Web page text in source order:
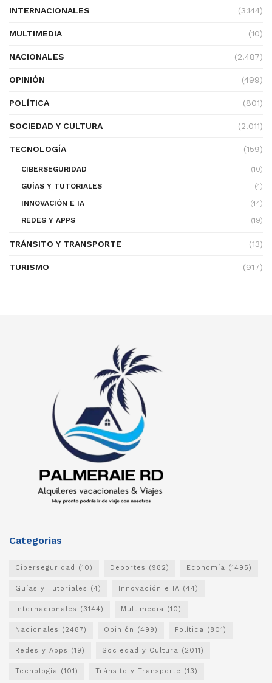
INTERNACIONALES (3.144)
MULTIMEDIA (10)
NACIONALES (2.487)
OPINIÓN (499)
POLÍTICA (801)
SOCIEDAD Y CULTURA (2.011)
TECNOLOGÍA (159)
CIBERSEGURIDAD
(10)
GUÍAS Y TUTORIALES
(4)
INNOVACIÓN E IA
(44)
REDES Y APPS
(19)
TRÁNSITO Y TRANSPORTE (13)
TURISMO (917)
Categorias
Ciberseguridad (10) Deportes (982) Economía (1495)
Guías y Tutoriales (4) Innovación e IA (44)
Internacionales (3144) Multimedia (10)
Nacionales (2487) Opinión (499) Política (801)
Redes y Apps (19) Sociedad y Cultura (2011)
Tecnología (101) Tránsito y Transporte (13)